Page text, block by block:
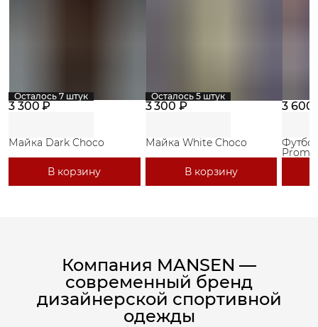
Осталось 7 штук
3 300 ₽
Майка Dark Choco
В корзину
Осталось 5 штук
3 300 ₽
Майка White Choco
В корзину
3 600
Компания MANSEN —
современный бренд
дизайнерской спортивной
одежды